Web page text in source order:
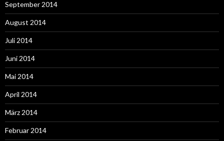
September 2014
August 2014
Juli 2014
Juni 2014
Mai 2014
April 2014
März 2014
Februar 2014